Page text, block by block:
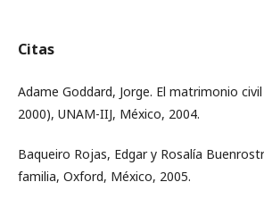
Citas
Adame Goddard, Jorge. El matrimonio
2000), UNAM-IIJ, México, 2004.
Baqueiro Rojas, Edgar y Rosalía
familia, Oxford, México, 2005.